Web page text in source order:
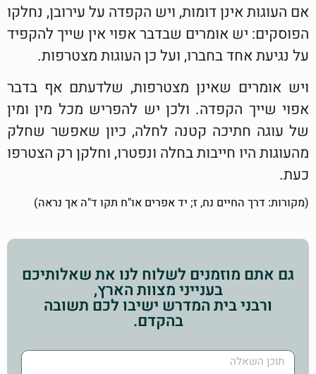
אם העוגות אינן דומות, ויש הקפדה על עירובן, נחלקו
הפוסקים: יש אומרים שבדבר אפוי אין שייך להקפיד
על נגיעת אחד בחברו, ועל כן העוגות מצטרפות.
ויש אומרים שאינן מצטרפות, שלדעתם אף בדבר
אפוי שייך הקפדה. ולכן יש להפריש מכל מין ומין
של עוגה חתיכה קטנה לחלה, כיון שאפשר שחלק
מהעוגות היו חייבות בחלה ונפטרו, וחלקן רק הצטרפו
כעת.
(מקורות: דרך החיים נח, ז; יד אפרים או"ח תקו ד"ה אך נראה)
גם אתם מוזמנים לשלוח לנו את שאלותיכם
בענייני מצוות הארץ,
ורבני בית המדרש ישיבו לכם תשובה
בהקדם.